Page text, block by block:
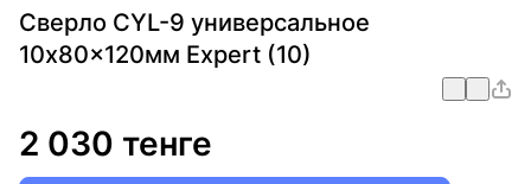
Сверло CYL-9 универсальное
10x80x120мм Expert (10)
2 030 тенге